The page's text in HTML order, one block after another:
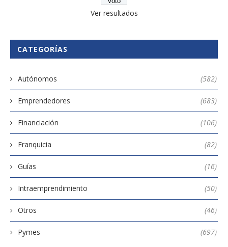
Ver resultados
CATEGORÍAS
Autónomos (582)
Emprendedores (683)
Financiación (106)
Franquicia (82)
Guías (16)
Intraemprendimiento (50)
Otros (46)
Pymes (697)